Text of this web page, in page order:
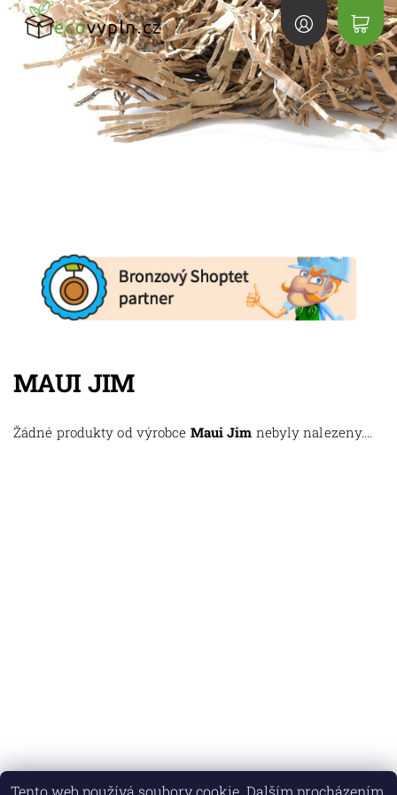
MAUI JIM
Žádné produkty od výrobce Maui Jim nebyly nalezeny....
Tento web používá soubory cookie. Dalším procházením